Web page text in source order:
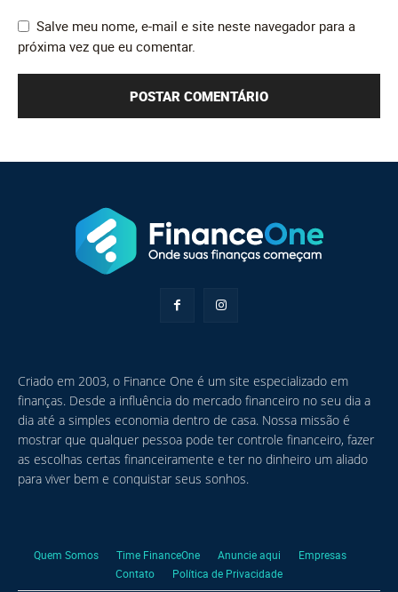
Salve meu nome, e-mail e site neste navegador para a
próxima vez que eu comentar.
Criado em 2003, o Finance One é um site especializado em
finanças. Desde a influência do mercado financeiro no seu dia a
dia até a simples economia dentro de casa. Nossa missão é
mostrar que qualquer pessoa pode ter controle financeiro, fazer
as escolhas certas financeiramente e ter no dinheiro um aliado
para viver bem e conquistar seus sonhos.
Quem Somos Time FinanceOne Anuncie aqui
Empresas
Contato
Política de Privacidade